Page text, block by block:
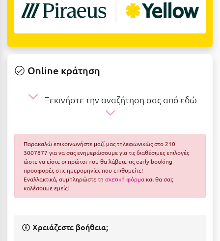
Δελφοί
Διακοπτό
Ελάτη Αρκαδίας
Ελούντα Κρήτης
Ερέτρια
Ερμιόνη
Εύβοια
Online κράτηση
Ξεκινήστε την αναζήτηση σας από εδώ
Παρακαλώ επικοινωνήστε μαζί μας τηλεφωνικώς στο 210
3007877 για να σας ενημερώσουμε για τις διαθέσιμες επιλογές
ώστε να είστε οι πρώτοι που θα λάβετε τις early booking
προσφορές στις ημερομηνίες που επιθυμείτε!
Εναλλακτικά, συμπληρώστε τη σχετική φόρμακαι θα σας
καλέσουμε εμείς!
Χρειάζεστε βοήθεια;